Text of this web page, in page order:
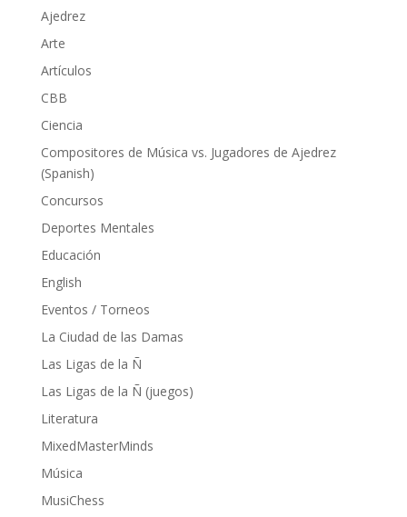
Ajedrez
Arte
Artículos
CBB
Ciencia
Compositores de Música vs. Jugadores de Ajedrez
(Spanish)
Concursos
Deportes Mentales
Educación
English
Eventos / Torneos
La Ciudad de las Damas
Las Ligas de la Ñ
Las Ligas de la Ñ (juegos)
Literatura
MixedMasterMinds
Música
MusiChess